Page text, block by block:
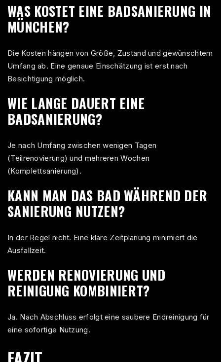
WAS KOSTET EINE BADSANIERUNG IN
MÜNCHEN?
Die Kosten hängen von Größe, Zustand und gewünschtem
Umfang ab. Eine genaue Einschätzung ist erst nach
Besichtigung möglich.
WIE LANGE DAUERT EINE
BADSANIERUNG?
Je nach Umfang zwischen wenigen Tagen
(Teilrenovierung) und mehreren Wochen
(Komplettsanierung).
KANN MAN DAS BAD WÄHREND DER
SANIERUNG NUTZEN?
In der Regel nicht. Eine klare Zeitplanung minimiert die
Ausfallzeit.
WERDEN RENOVIERUNG UND
REINIGUNG KOMBINIERT?
Ja. Nach Abschluss erfolgt eine saubere Endreinigung für
eine sofortige Nutzung.